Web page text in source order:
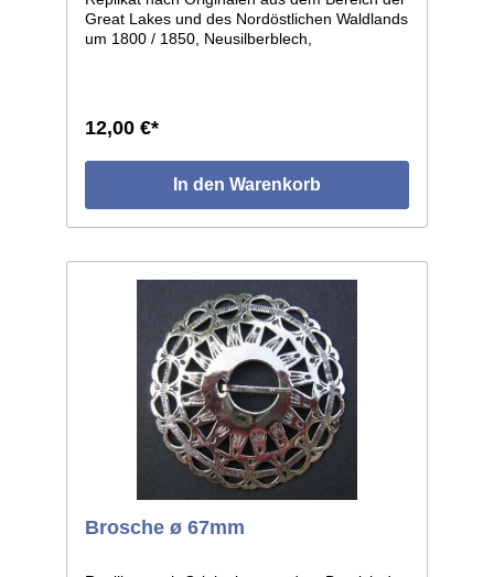
Great Lakes und des Nordöstlichen Waldlands
um 1800 / 1850, Neusilberblech,
Handarbeit gefertigt. Größe: ø ca.66mm.
12,00 €*
In den Warenkorb
Brosche ø 67mm